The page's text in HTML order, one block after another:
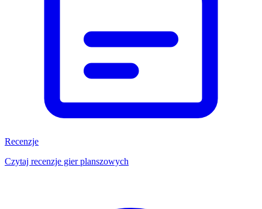
Recenzje
Czytaj recenzje gier planszowych